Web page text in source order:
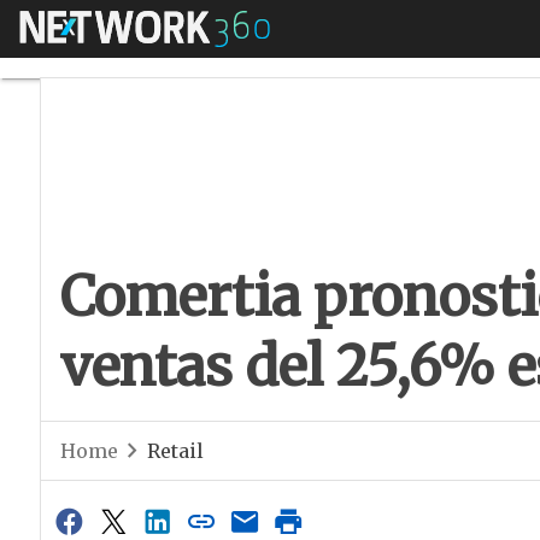
Menú
Comertia
ventas del 25,6%
Home Retail